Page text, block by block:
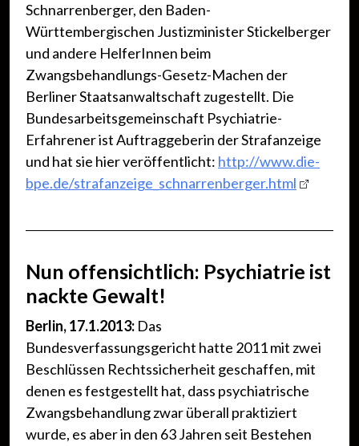
Schnarrenberger, den Baden-
Württembergischen Justizminister Stickelberger
und andere HelferInnen beim
Zwangsbehandlungs-Gesetz-Machen der
Berliner Staatsanwaltschaft zugestellt. Die
Bundesarbeitsgemeinschaft Psychiatrie-
Erfahrener ist Auftraggeberin der Strafanzeige
und hat sie hier veröffentlicht: http://www.die-
bpe.de/strafanzeige_schnarrenberger.html
Nun offensichtlich: Psychiatrie ist
nackte Gewalt!
Berlin, 17.1.2013: Das
Bundesverfassungsgericht hatte 2011 mit zwei
Beschlüssen Rechtssicherheit geschaffen, mit
denen es festgestellt hat, dass psychiatrische
Zwangsbehandlung zwar überall praktiziert
wurde, es aber in den 63 Jahren seit Bestehen